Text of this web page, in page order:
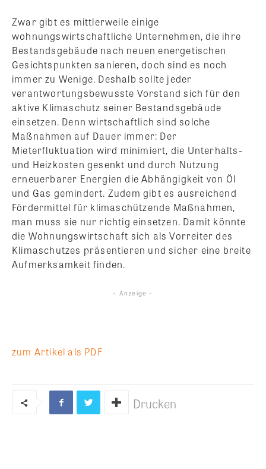
Zwar gibt es mittlerweile einige
wohnungswirtschaftliche Unternehmen, die ihre
Bestandsgebäude nach neuen energetischen
Gesichtspunkten sanieren, doch sind es noch
immer zu Wenige. Deshalb sollte jeder
verantwortungsbewusste Vorstand sich für den
aktive Klimaschutz seiner Bestandsgebäude
einsetzen. Denn wirtschaftlich sind solche
Maßnahmen auf Dauer immer: Der
Mieterfluktuation wird minimiert, die Unterhalts-
und Heizkosten gesenkt und durch Nutzung
erneuerbarer Energien die Abhängigkeit von Öl
und Gas gemindert. Zudem gibt es ausreichend
Fördermittel für klimaschützende Maßnahmen,
man muss sie nur richtig einsetzen. Damit könnte
die Wohnungswirtschaft sich als Vorreiter des
Klimaschutzes präsentieren und sicher eine breite
Aufmerksamkeit finden.
- Anzeige -
zum Artikel als PDF
Drucken